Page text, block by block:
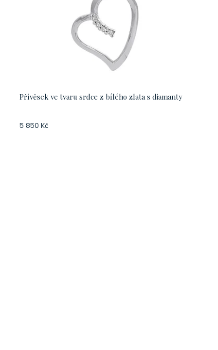
Přívěsek ve tvaru srdce z bílého zlata s diamanty
5 850 Kč